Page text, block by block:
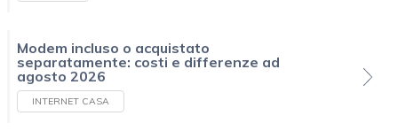
Modem incluso o acquistato
separatamente: costi e differenze ad
agosto 2026
INTERNET CASA